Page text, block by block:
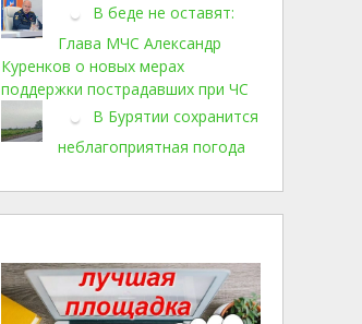
В беде не оставят:
Глава МЧС Александр
Куренков о новых мерах
поддержки пострадавших при ЧС
В Бурятии сохранится
неблагоприятная погода